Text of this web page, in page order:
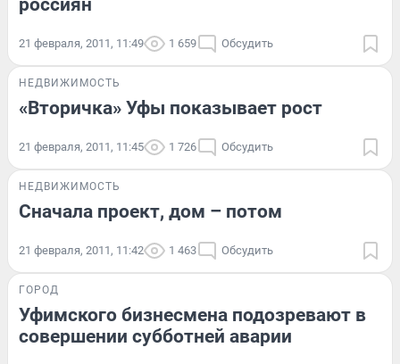
21 февраля, 2011, 11:49 1 659 Обсудить
НЕДВИЖИМОСТЬ
«Вторичка» Уфы показывает рост
21 февраля, 2011, 11:45 1 726 Обсудить
НЕДВИЖИМОСТЬ
Сначала проект, дом – потом
21 февраля, 2011, 11:42 1 463 Обсудить
ГОРОД
Уфимского бизнесмена подозревают в
совершении субботней аварии